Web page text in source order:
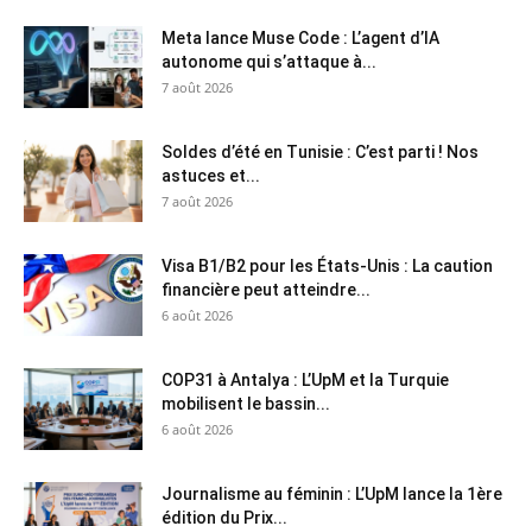
Meta lance Muse Code : L’agent d’IA
autonome qui s’attaque à...
7 août 2026
Soldes d’été en Tunisie : C’est parti ! Nos
astuces et...
7 août 2026
Visa B1/B2 pour les États-Unis : La caution
financière peut atteindre...
6 août 2026
COP31 à Antalya : L’UpM et la Turquie
mobilisent le bassin...
6 août 2026
Journalisme au féminin : L’UpM lance la 1ère
édition du Prix...